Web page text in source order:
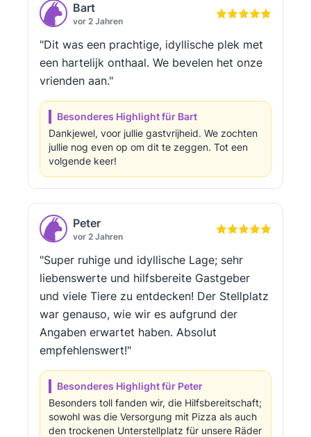
Bart
vor 2 Jahren
"Dit was een prachtige, idyllische plek met
een hartelijk onthaal. We bevelen het onze
vrienden aan."
Besonderes Highlight für Bart
Dankjewel, voor jullie gastvrijheid. We zochten
jullie nog even op om dit te zeggen. Tot een
volgende keer!
Peter
vor 2 Jahren
"Super ruhige und idyllische Lage; sehr
liebenswerte und hilfsbereite Gastgeber
und viele Tiere zu entdecken! Der Stellplatz
war genauso, wie wir es aufgrund der
Angaben erwartet haben. Absolut
empfehlenswert!"
Besonderes Highlight für Peter
Besonders toll fanden wir, die Hilfsbereitschaft;
sowohl was die Versorgung mit Pizza als auch
den trockenen Unterstellplatz für unsere Räder